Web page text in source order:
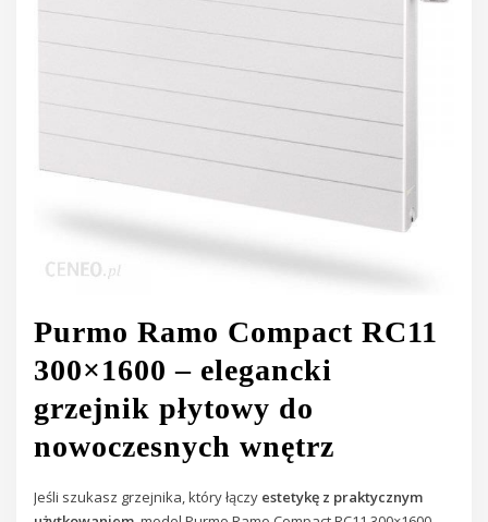
Purmo Ramo Compact RC11
300×1600 – elegancki
grzejnik płytowy do
nowoczesnych wnętrz
Jeśli szukasz grzejnika, który łączy estetykę z praktycznym